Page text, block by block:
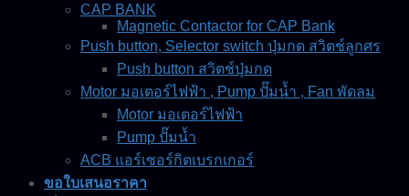
CAP BANK
Magnetic Contactor for CAP Bank
Push button, Selector switch ปุ่มกด สวิตช์ลูกศร
Push button สวิตช์ปุ่มกด
Motor มอเตอร์ไฟฟ้า , Pump ปั๊มน้ำ , Fan พัดลม
Motor มอเตอร์ไฟฟ้า
Pump ปั๊มน้ำ
ACB แอร์เซอร์กิตเบรกเกอร์
ขอใบเสนอราคา